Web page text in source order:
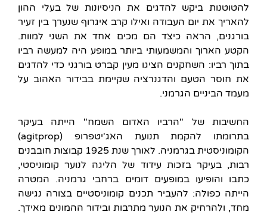
להטוטנות ביקש להדגים את הניסיונות של בעלי ההון
להאריך את יום העבודה ואילו קרב איגרוף שנערך בין זעיר
בורגנים, הראה כיצד הם מכים אחד את השני למוות.
הקטע הארוך והמשמעותי ביותר במופע היה למעשה רביו
בתוך רביו: השחקנים הציגו מעין קברט בורגני כדי להדגים
את חוסר הטעם והדגנרציה שקיימת בבידור האהוב על
מעמד הביניים הגרמני.
החשיבות של "הרביו האדום השמח" הייתה בעיקר
בתרומתו להקמת תנועת האג'יטפרופ (agitprop)
הקומוניסטית בגרמניה. לאורך שנת 1925 קבוצות חובבנים
רבות, בעיקר בזכות עידוד של הליגה לנוער קומוניסטי,
כתבו והופיעו במופעים דומים ברחבי גרמניה. המטרה
הייתה כפולה: להעביר תכנים קומוניסטיים בצורה נגישה
מחד, ולהרחיק את הנוער מתרבות ובידור ההמונים מאידך.